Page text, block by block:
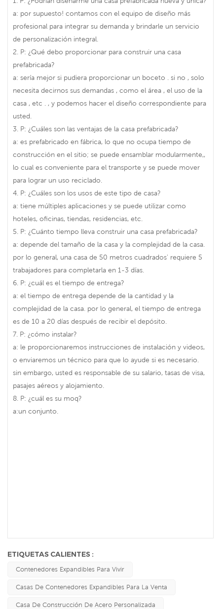
a: por supuesto! contamos con el equipo de diseño más
profesional para integrar su demanda y brindarle un servicio
de personalización integral.
2. P: ¿Qué debo proporcionar para construir una casa
prefabricada?
a: sería mejor si pudiera proporcionar un boceto . si no , solo
necesita decirnos sus demandas , como el área , el uso de la
casa , etc . , y podemos hacer el diseño correspondiente para
usted.
3. P: ¿Cuáles son las ventajas de la casa prefabricada?
a: es prefabricado en fábrica, lo que no ocupa tiempo de
construcción en el sitio; se puede ensamblar modularmente,,
lo cual es conveniente para el transporte y se puede mover
para lograr un uso reciclado.
4. P: ¿Cuáles son los usos de este tipo de casa?
a: tiene múltiples aplicaciones y se puede utilizar como
hoteles, oficinas, tiendas, residencias, etc.
5. P: ¿Cuánto tiempo lleva construir una casa prefabricada?
a: depende del tamaño de la casa y la complejidad de la casa.
por lo general, una casa de 50 metros cuadrados' requiere 5
trabajadores para completarla en 1-3 días.
6. P: ¿cuál es el tiempo de entrega?
a: el tiempo de entrega depende de la cantidad y la
complejidad de la casa. por lo general, el tiempo de entrega
es de 10 a 20 días después de recibir el depósito.
7. P: ¿cómo instalar?
a: le proporcionaremos instrucciones de instalación y videos,
o enviaremos un técnico para que lo ayude si es necesario.
sin embargo, usted es responsable de su salario, tasas de visa,
pasajes aéreos y alojamiento.
8. P: ¿cuál es su moq?
a:un conjunto.
ETIQUETAS CALIENTES :
Contenedores Expandibles Para Vivir
Casas De Contenedores Expandibles Para La Venta
Casa De Construcción De Acero Personalizada